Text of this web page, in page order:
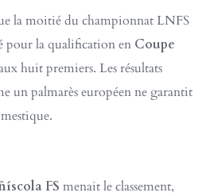
la moitié du championnat LNFS
pour la qualification en Coupe
huit premiers. Les résultats
un palmarès européen ne garantit
FS menait le classement,